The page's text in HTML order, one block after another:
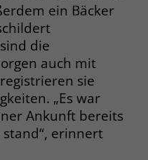
ein Bäcker
die
auch mit
sie
„Es war
Ankunft bereits
erinnert